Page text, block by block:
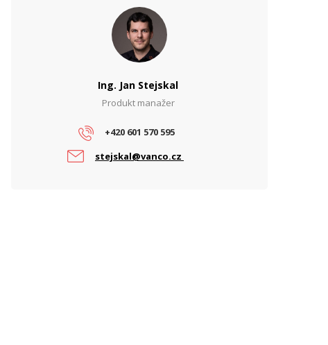
Ing. Jan Stejskal
Produkt manažer
+420 601 570 595
stejskal@vanco.cz